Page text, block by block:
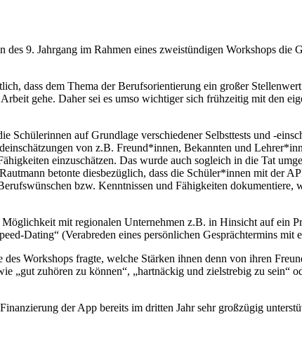
9. Jahrgang im Rahmen eines zweistündigen Workshops
dass dem Thema der Berufsorientierung ein großer
gehe. Daher sei es umso wichtiger sich frühzeitig mit den
auf Grundlage verschiedener Selbsttests und -
von z.B. Freund*innen, Bekannten und
einzuschätzen. Das wurde auch sogleich in die Tat
betonte diesbezüglich, dass die Schüler*innen mit der
bzw. Kenntnissen und Fähigkeiten dokumentiere,
mit regionalen Unternehmen z.B. in Hinsicht auf ein
Dating“ (Verabreden eines persönlichen Gesprächtermins mit
Workshops fragte, welche Stärken ihnen denn von ihren
„gut zuhören zu können“, „hartnäckig und zielstrebig zu sein“
der App bereits im dritten Jahr sehr großzügig